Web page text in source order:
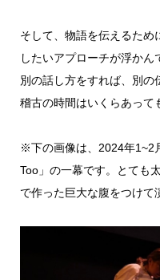
そして、物語を伝えるため
したいアプローチが浮かん
別の話し方をすれば、別の
稽古の時間はいくらあって
※下の画像は、2024年1~2
Too」の一幕です。とても
で作った巨大な腹をつけて